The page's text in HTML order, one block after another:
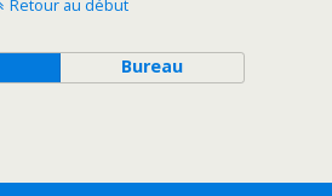
Retour au début
Bureau